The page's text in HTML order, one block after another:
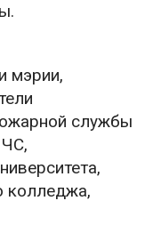
мэрии,
службы
ЧС,
колледжа,